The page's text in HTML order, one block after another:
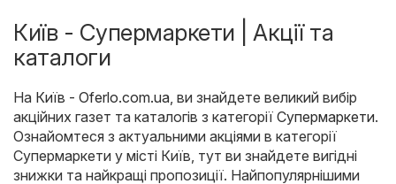
Київ - Супермаркети | Акції та
каталоги
На Київ - Oferlo.com.ua, ви знайдете великий вибір
акційних газет та каталогів з категорії Супермаркети.
Ознайомтеся з актуальними акціями в категорії
Супермаркети у місті Київ, тут ви знайдете вигідні
знижки та найкращі пропозиції. Найпопулярнішими